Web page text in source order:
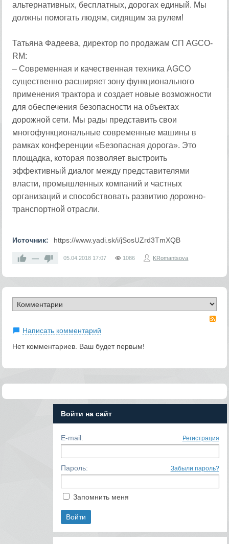
альтернативных, бесплатных, дорогах единый. Мы
должны помогать людям, сидящим за рулем!
Татьяна Фадеева, директор по продажам СП AGCO-
RM:
– Современная и качественная техника AGCO
существенно расширяет зону функционального
применения трактора и создает новые возможности
для обеспечения безопасности на объектах
дорожной сети. Мы рады представить свои
многофункциональные современные машины в
рамках конференции «Безопасная дорога». Это
площадка, которая позволяет выстроить
эффективный диалог между представителями
власти, промышленных компаний и частных
организаций и способствовать развитию дорожно-
транспортной отрасли.
Источник: https://www.yadi.sk/i/jSosUZrd3TmXQB
— 05.04.2018 17:07 1086 KRomantsova
Написать комментарий
Нет комментариев. Ваш будет первым!
Войти на сайт
E-mail: Регистрация
Пароль: Забыли пароль?
Запомнить меня